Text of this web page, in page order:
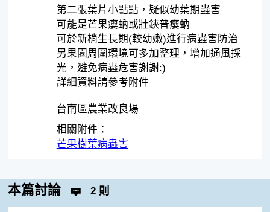
第二張葉片小點點，疑似幼葉期蟲害
可能是芒果癭蚋或壯鋏普癭蚋
可於新梢生長期(較幼嫩)進行病蟲害防治
另果園周圍環境可多加整理，增加通風採
光，避免病蟲危害謝謝:)
詳細資料請參考附件
台南區農業改良場
相關附件：
芒果樹葉病蟲害
本篇討論 2 則